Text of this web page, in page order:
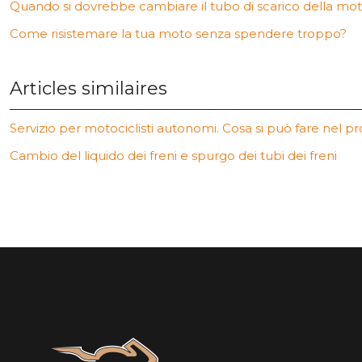
Quando si dovrebbe cambiare il tubo di scarico della
Come risistemare la tua moto senza spendere troppo?
Articles similaires
Servizio per motociclisti autonomi. Cosa si può fare nel
Cambio del liquido dei freni e spurgo dei tubi dei freni